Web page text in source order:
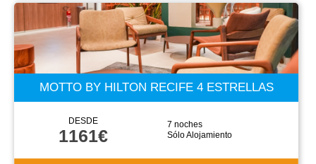
MOTTO BY HILTON RECIFE 4 ESTRELLAS
DESDE
1161€
7 noches
Sólo Alojamiento